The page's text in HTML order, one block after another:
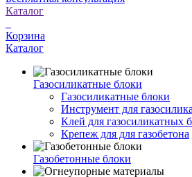
Каталог
Корзина
Каталог
Газосиликатные блоки
Газосиликатные блоки
Инструмент для
Клей для газосиликатных
Крепеж для для газобетона
Газобетонные блоки